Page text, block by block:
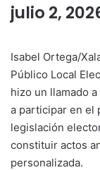
julio 2,
Isabel Ortega/
Público Local
hizo un llamado
a participar en el
legislación
constituir actos
personalizada.